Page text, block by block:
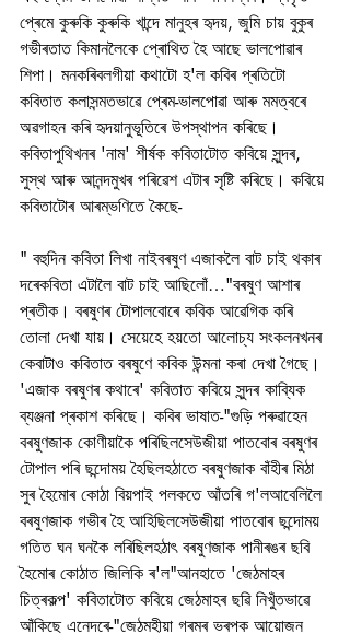
প্ৰেমে কুৰুকি কুৰুকি খান্দে মানুহৰ হৃদয়, জুমি চায় বুকুৰ
গভীৰতাত কিমানলৈকে প্ৰোথিত হৈ আছে ভালপোৱাৰ
শিপা। মনকৰিবলগীয়া কথাটো হ'ল কবিৰ প্ৰতিটো
কবিতাত কলাসন্মতভাৱে প্ৰেম-ভালপোৱা আৰু মমত্বৰে
অৱগাহন কৰি হৃদয়ানুভূতিৰে উপস্থাপন কৰিছে।
কবিতাপুথিখনৰ 'নাম' শীৰ্ষক কবিতাটোত কবিয়ে সুন্দৰ,
সুস্থ আৰু আনন্দমুখৰ পৰিৱেশ এটাৰ সৃষ্টি কৰিছে। কবিয়ে
কবিতাটোৰ আৰম্ভণিতে কৈছে-
" বহুদিন কবিতা লিখা নাইবৰষুণ এজাকলৈ বাট চাই থকাৰ
দৰেকবিতা এটালৈ বাট চাই আছিলোঁ…"বৰষুণ আশাৰ
প্ৰতীক। বৰষুণৰ টোপালবোৰে কবিক আৱেগিক কৰি
তোলা দেখা যায়। সেয়েহে হয়তো আলোচ্য সংকলনখনৰ
কেবাটাও কবিতাত বৰষুণে কবিক উন্মনা কৰা দেখা গৈছে।
'এজাক বৰষুণৰ কথাৰে' কবিতাত কবিয়ে সুন্দৰ কাব্যিক
ব্যঞ্জনা প্ৰকাশ কৰিছে। কবিৰ ভাষাত-"গুড়ি পৰুৱাহেন
বৰষুণজাক কোণীয়াকৈ পৰিছিলসেউজীয়া পাতবোৰ বৰষুণৰ
টোপাল পৰি ছন্দোময় হৈছিলহঠাতে বৰষুণজাক বাঁহীৰ মিঠা
সুৰ হৈমোৰ কোঠা বিয়পাই পলকতে আঁতৰি গ'লআবেলিলৈ
বৰষুণজাক গভীৰ হৈ আহিছিলসেউজীয়া পাতবোৰ ছন্দোময়
গতিত ঘন ঘনকৈ লৰিছিলহঠাৎ বৰষুণজাক পানীৰঙৰ ছবি
হৈমোৰ কোঠাত জিলিকি ৰ'ল"আনহাতে 'জেঠমাহৰ
চিত্ৰকল্প' কবিতাটোত কবিয়ে জেঠমাহৰ ছৱি নিখুঁতভাৱে
আঁকিছে এনেদৰে-"জেঠমহীয়া গৰমৰ ভৰপক আয়োজন